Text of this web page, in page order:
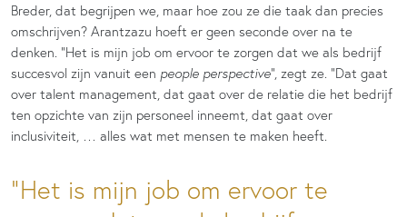
Breder, dat begrijpen we, maar hoe zou ze die taak dan precies
omschrijven? Arantzazu hoeft er geen seconde over na te
denken. “Het is mijn job om ervoor te zorgen dat we als bedrijf
succesvol zijn vanuit een people perspective”, zegt ze. “Dat gaat
over talent management, dat gaat over de relatie die het bedrijf
ten opzichte van zijn personeel inneemt, dat gaat over
inclusiviteit, … alles wat met mensen te maken heeft.
Het is mijn job om ervoor te